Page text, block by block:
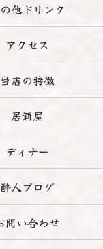
他ドリンク
アクセス
当店の特徴
居酒屋
ディナー
酔人ブログ
問い合わせ